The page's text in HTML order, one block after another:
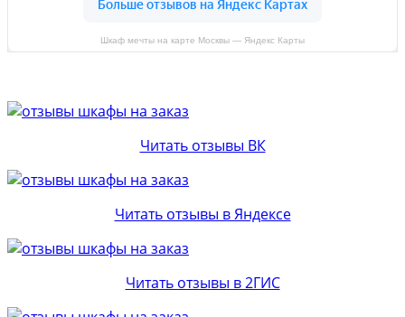
Шкаф мечты на карте Москвы — Яндекс Карты
Читать отзывы ВК
Читать отзывы в Яндексе
Читать отзывы в 2ГИС